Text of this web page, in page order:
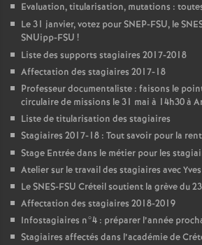
Evaluation, titularisation, mutations :
Le 31 janvier, votez pourSNEP-FSU, le
SNUipp-FSU !
Liste des supports stagiaires 2017-2018
Affectation des stagiaires 2017-18
Professeur documentaliste : faisons le
circulaire de missions le 31 mai à 14h30 à
Liste de titularisation des stagiaires
Stagiaires 2017-18 : Tout savoir pour la
Stage Entrée dans le métier pour les
Atelier sur le travail des stagiaires avec
LeSNES-FSU Créteil soutient la grève du
Affectation des stagiaires 2018-2019
Infostagiaires n°4 : préparer l’année
Stagiaires affectés dans l’académie de